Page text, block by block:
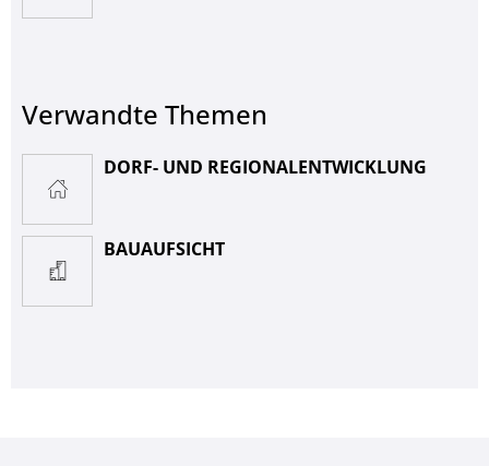
Verwandte Themen
DORF- UND REGIONALENTWICKLUNG
BAUAUFSICHT